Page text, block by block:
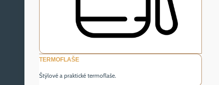
TERMOFLAŠE
Štýlové a praktické termoflaše.